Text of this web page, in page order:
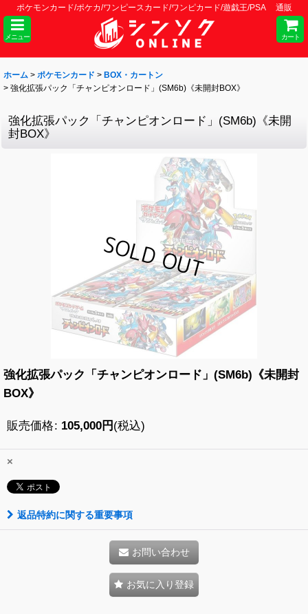
ポケモンカード/ポケカ/ワンピースカード/ワンピカード/遊戯王/PSA 通販
メニュー カート
ホーム > ポケモンカード > BOX・カートン
> 強化拡張パック「チャンピオンロード」(SM6b)《未開封BOX》
強化拡張パック「チャンピオンロード」(SM6b)《未開
封BOX》
強化拡張パック「チャンピオンロード」(SM6b)《未開封
BOX》
販売価格: 105,000円 (税込)
×
返品特約に関する重要事項
お問い合わせ
お気に入り登録